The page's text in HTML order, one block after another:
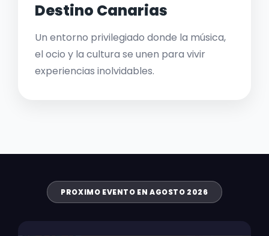
Destino Canarias
Un entorno privilegiado donde la música,
el ocio y la cultura se unen para vivir
experiencias inolvidables.
PROXIMO EVENTO EN AGOSTO 2026